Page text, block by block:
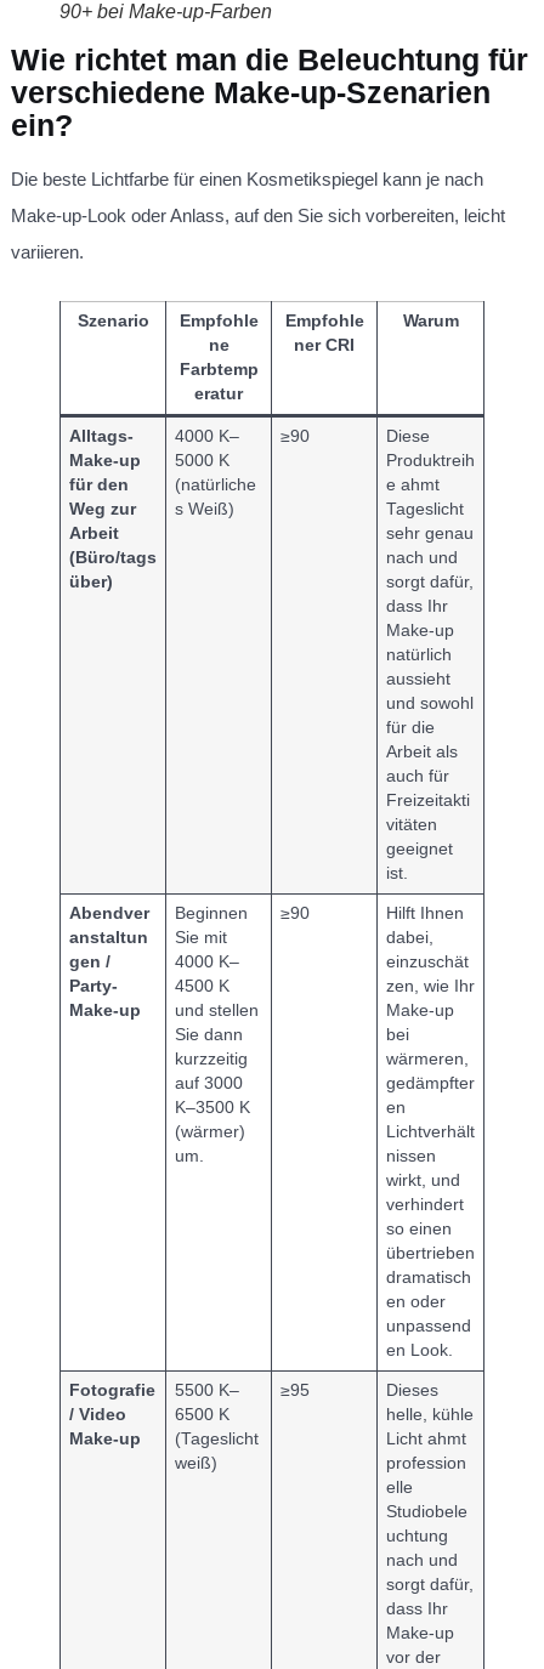
90+ bei Make-up-Farben
Wie richtet man die Beleuchtung für
verschiedene Make-up-Szenarien
ein?
Die beste Lichtfarbe für einen Kosmetikspiegel kann je nach
Make-up-Look oder Anlass, auf den Sie sich vorbereiten, leicht
variieren.
Szenario
Empfohle
ne
Farbtemp
eratur
Empfohle
ner CRI
Warum
Alltags-
Make-up
für den
Weg zur
Arbeit
(Büro/tags
über)
4000 K–
5000 K
(natürliche
s Weiß)
≥90
Diese
Produktreih
e ahmt
Tageslicht
sehr genau
nach und
sorgt dafür,
dass Ihr
Make-up
natürlich
aussieht
und sowohl
für die
Arbeit als
auch für
Freizeitakti
vitäten
geeignet
ist.
Abendver
anstaltun
gen /
Party-
Make-up
Beginnen
Sie mit
4000 K–
4500 K
und stellen
Sie dann
kurzzeitig
auf 3000
K–3500 K
(wärmer)
um.
≥90
Hilft Ihnen
dabei,
einzuschät
zen, wie Ihr
Make-up
bei
wärmeren,
gedämpfter
en
Lichtverhält
nissen
wirkt, und
verhindert
so einen
übertrieben
dramatisch
en oder
unpassend
en Look.
Fotografie
/ Video
Make-up
5500 K–
6500 K
(Tageslicht
weiß)
≥95
Dieses
helle, kühle
Licht ahmt
profession
elle
Studiobele
uchtung
nach und
sorgt dafür,
dass Ihr
Make-up
vor der